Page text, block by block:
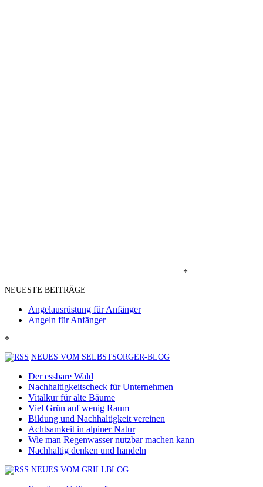
*
NEUESTE BEITRÄGE
Angelausrüstung für Anfänger
Angeln für Anfänger
*
NEUES VOM SELBSTSORGER-BLOG
Der essbare Wald
Nachhaltigkeitscheck für Unternehmen
Vitalkur für alte Bäume
Viel Grün auf wenig Raum
Bildung und Nachhaltigkeit vereinen
Achtsamkeit in alpiner Natur
Wie man Regenwasser nutzbar machen kann
Nachhaltig denken und handeln
NEUES VOM GRILLBLOG